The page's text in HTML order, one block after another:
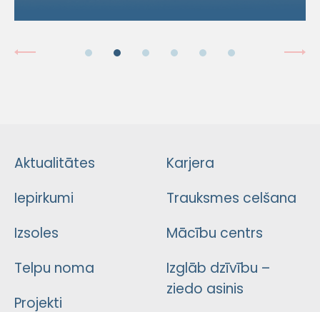
Aktualitātes
Iepirkumi
Izsoles
Telpu noma
Projekti
Karjera
Trauksmes celšana
Mācību centrs
Izglāb dzīvību –
ziedo asinis